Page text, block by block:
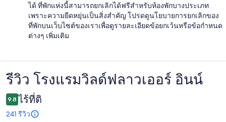
ได้ ที่พักแห่งนี้สามารถยกเลิกได้ฟรีสำหรับห้องพักบางประเภท
เพราะความยืดหยุ่นเป็นสิ่งสำคัญ โปรดดูนโยบายการยกเลิกของ
ที่พักบนเว็บไซต์ของเราเพื่อดูรายละเอียดข้อยกเว้นหรือข้อกำหนด
ต่างๆ เพิ่มเติม
รีวิว
รีวิว โรงแรมวิลด์ฟลาวเออร์ อินน์
9.8 ไร้ที่ติ
241 รีวิว